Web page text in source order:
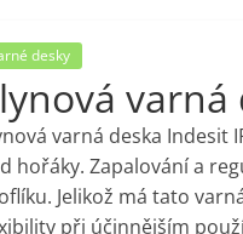
desky
varná
varná deska Indesit
hořáky. Zapalování a
Jelikož má tato
při účinnějším